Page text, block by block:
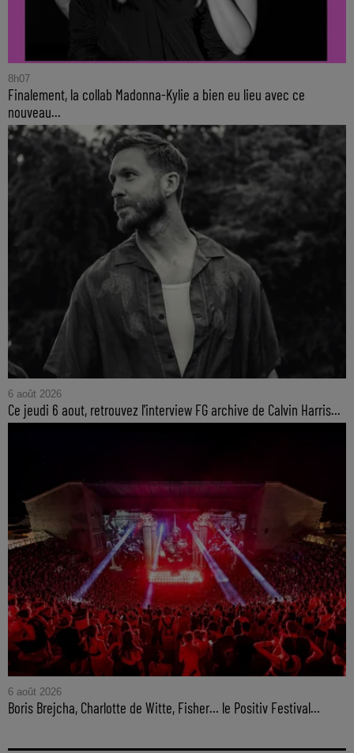
8h07
Finalement, la collab Madonna-Kylie a bien eu lieu avec ce
nouveau...
6 août 2026
Ce jeudi 6 aout, retrouvez l'interview FG archive de Calvin Harris...
6 août 2026
Boris Brejcha, Charlotte de Witte, Fisher… le Positiv Festival...